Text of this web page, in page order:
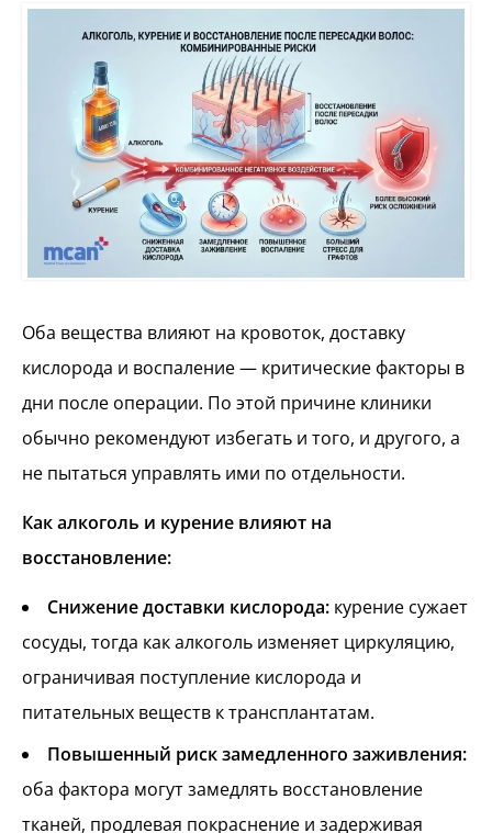
Оба вещества влияют на кровоток, доставку
кислорода и воспаление — критические факторы в
дни после операции. По этой причине клиники
обычно рекомендуют избегать и того, и другого, а
не пытаться управлять ими по отдельности.
Как алкоголь и курение влияют на
восстановление:
Снижение доставки кислорода: курение сужает
сосуды, тогда как алкоголь изменяет циркуляцию,
ограничивая поступление кислорода и
питательных веществ к трансплантатам.
Повышенный риск замедленного заживления:
оба фактора могут замедлять восстановление
тканей, продлевая покраснение и задерживая